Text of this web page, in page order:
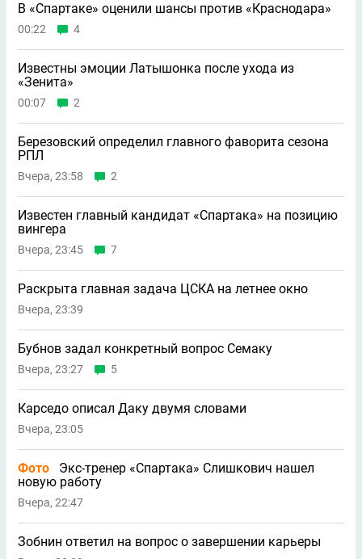
В «Спартаке» оценили шансы против «Краснодара»
00:22 4
Известны эмоции Латышонка после ухода из
«Зенита»
00:07 2
Березовский определил главного фаворита сезона
РПЛ
Вчера, 23:58 2
Известен главный кандидат «Спартака» на позицию
вингера
Вчера, 23:45 7
Раскрыта главная задача ЦСКА на летнее окно
Вчера, 23:39
Бубнов задал конкретный вопрос Семаку
Вчера, 23:27 5
Карседо описал Даку двумя словами
Вчера, 23:05
Фото
Экс-тренер «Спартака» Слишкович нашел
новую работу
Вчера, 22:47
Зобнин ответил на вопрос о завершении карьеры